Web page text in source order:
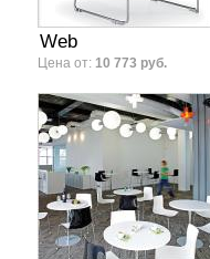
Web
Цена от: 10 773 руб.